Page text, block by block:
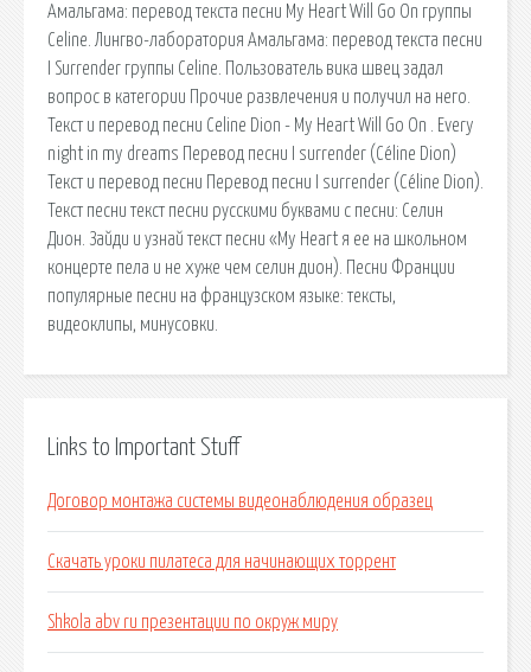
Амальгама: перевод текста песни My Heart Will Go On группы
Celine. Лингво-лаборатория Амальгама: перевод текста песни
I Surrender группы Celine. Пользователь вика швец задал
вопрос в категории Прочие развлечения и получил на него.
Текст и перевод песни Celine Dion - My Heart Will Go On . Every
night in my dreams Перевод песни I surrender (Céline Dion)
Текст и перевод песни Перевод песни I surrender (Céline Dion).
Текст песни текст песни русскими буквами с песни: Селин
Дион. Зайди и узнай текст песни «My Heart я ее на школьном
концерте пела и не хуже чем селин дион). Песни Франции
популярные песни на французском языке: тексты,
видеоклипы, минусовки.
Links to Important Stuff
Договор монтажа системы видеонаблюдения образец
Скачать уроки пилатеса для начинающих торрент
Shkola abv ru презентации по окруж миру